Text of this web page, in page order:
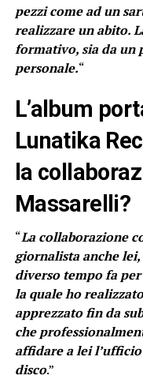
pezzi come ad un
realizzare un abito.
formativo, sia da un
personale.“
L’album
Lunatika
la
Massarelli?
“La collaborazione
giornalista anche
diverso tempo fa
la quale ho
apprezzato fin da
che
affidare a lei
disco.”